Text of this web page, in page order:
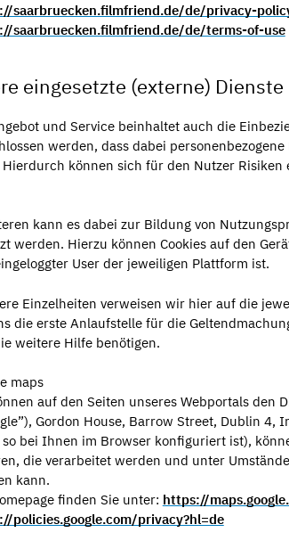
saarbruecken.filmfriend.de/de/privacy-
saarbruecken.filmfriend.de/de/terms-of-use
eingesetzte (externe) Dienste
und Service beinhaltet auch die
werden, dass dabei
können sich für den Nutzer
kann es dabei zur Bildung von
werden. Hierzu können Cookies auf den
User der jeweiligen Plattform ist.
Einzelheiten verweisen wir hier auf die
die erste Anlaufstelle für die
weitere Hilfe benötigen.
maps
auf den Seiten unseres Webportals den
Gordon House, Barrow Street, Dublin 4,
so bei Ihnen im Browser konfiguriert ist),
die verarbeitet werden und unter
kann.
finden Sie unter: https://
policies.google.com/privacy?hl=de